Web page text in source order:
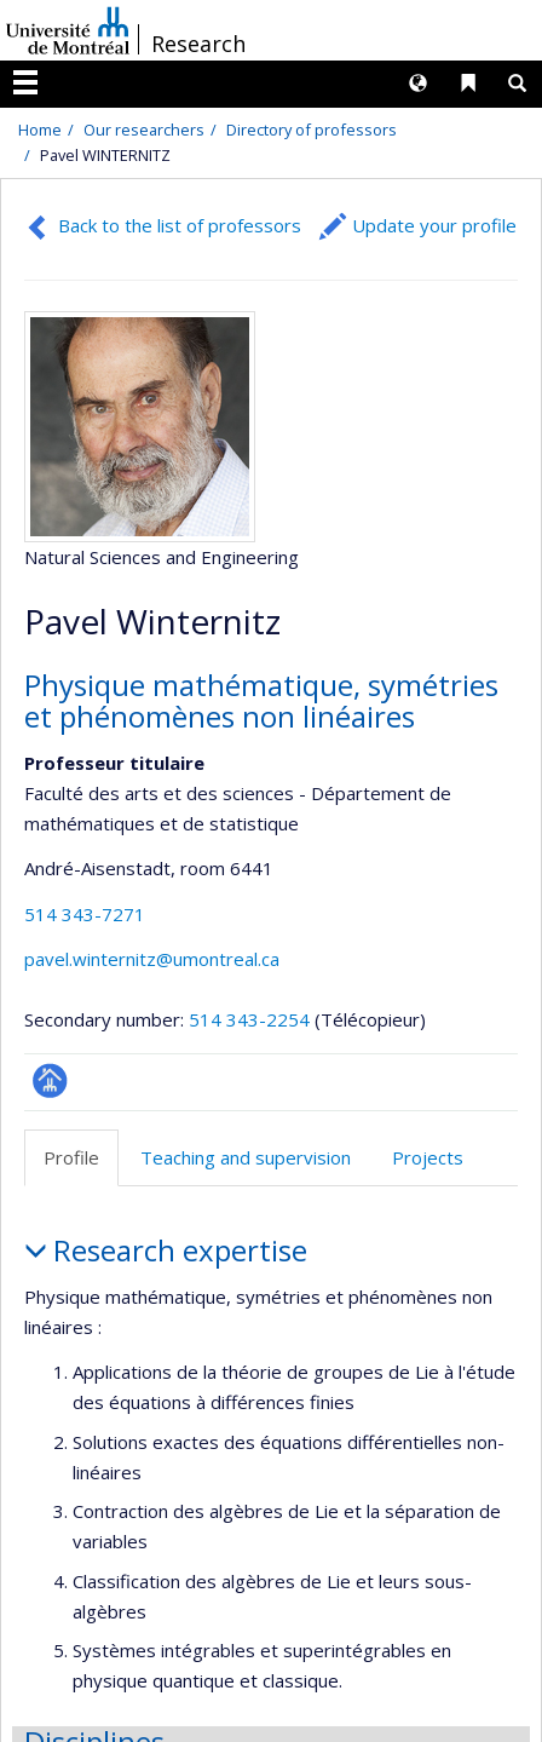
au
contenu
/Research
Menu
Liens
Langues
Home Our researchers
Directory of professors
Pavel WINTERNITZ
Back to the list of professors Update your profile
Natural Sciences and Engineering
Pavel Winternitz
Physique mathématique, symétries
et phénomènes non linéaires
Professeur titulaire
Faculté des arts et des sciences - Département de
mathématiques et de statistique
André-Aisenstadt, room 6441
514 343-7271
pavel.winternitz@umontreal.ca
Secondary number: 514 343-2254 (Télécopieur)
Page
professionnelle
(faculté,département,école)
Profile Teaching and supervision Projects
Research expertise
Physique mathématique, symétries et phénomènes non
linéaires :
Applications de la théorie de groupes de Lie à l'étude
des équations à différences finies
Solutions exactes des équations différentielles non-
linéaires
Contraction des algèbres de Lie et la séparation de
variables
Classification des algèbres de Lie et leurs sous-
algèbres
Systèmes intégrables et superintégrables en
physique quantique et classique.